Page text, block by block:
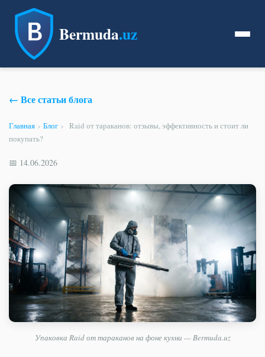
Bermuda.uz
← Все статьи блога
Главная › Блог ›
Raid от тараканов: отзывы, эффективность и стоит ли
покупать?
📅 14.06.2026
Упаковка Raid от тараканов на фоне кухни — Bermuda.uz